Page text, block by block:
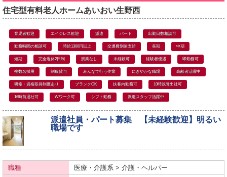
住宅型有料老人ホームあいおい生野西
育児者歓迎 エイジレス歓迎 派遣 パート 出勤日数相談可
勤務時間の相談可 時給1300円以上 交通費別途支給 長期 中期
短期 完全週休2日制 残業なし 未経験可 経験者優遇 即勤務可
複数名採用 制服貸与 みんなで行う作業 にぎやかな職場 高齢者活躍中
研修・資格取得制度あり ブランクOK 扶養内勤務可 10時以降出社可
16時前退社可 Wワーク可 シフト勤務 派遣スタッフ活躍中
派遣社員・パート募集 【未経験歓迎】明るい
職場です
職種 医療・介護系 > 介護・ヘルパー